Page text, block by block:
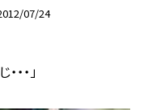
07/24
・」